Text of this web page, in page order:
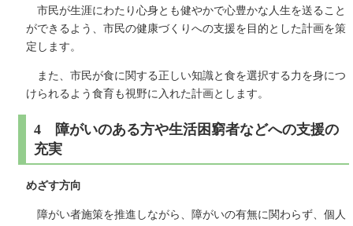
市民が生涯にわたり心身とも健やかで心豊かな人生を送ること
ができるよう、市民の健康づくりへの支援を目的とした計画を策
定します。
また、市民が食に関する正しい知識と食を選択する力を身につ
けられるよう食育も視野に入れた計画とします。
4 障がいのある方や生活困窮者などへの支援の
充実
めざす方向
障がい者施策を推進しながら、障がいの有無に関わらず、個人